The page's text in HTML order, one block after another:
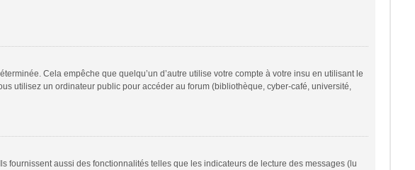
Cela empêche que quelqu’un d’autre utilise votre compte à votre insu en utilisant le
utilisez un ordinateur public pour accéder au forum (bibliothèque, cyber-café, université,
fournissent aussi des fonctionnalités telles que les indicateurs de lecture des messages (lu